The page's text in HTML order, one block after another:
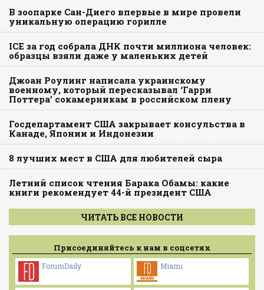
В зоопарке Сан-Диего впервые в мире провели
уникальную операцию горилле
ICE за год собрала ДНК почти миллиона человек:
образцы взяли даже у маленьких детей
Джоан Роулинг написала украинскому
военному, который пересказывал ‘Гарри
Поттера’ сокамерникам в российском плену
Госдепартамент США закрывает консульства в
Канаде, Японии и Индонезии
8 лучших мест в США для любителей сыра
Летний список чтения Барака Обамы: какие
книги рекомендует 44-й президент США
ЧИТАТЬ ВСЕ НОВОСТИ
Присоединяйтесь к нам в соцсетях
ForumDaily Miami